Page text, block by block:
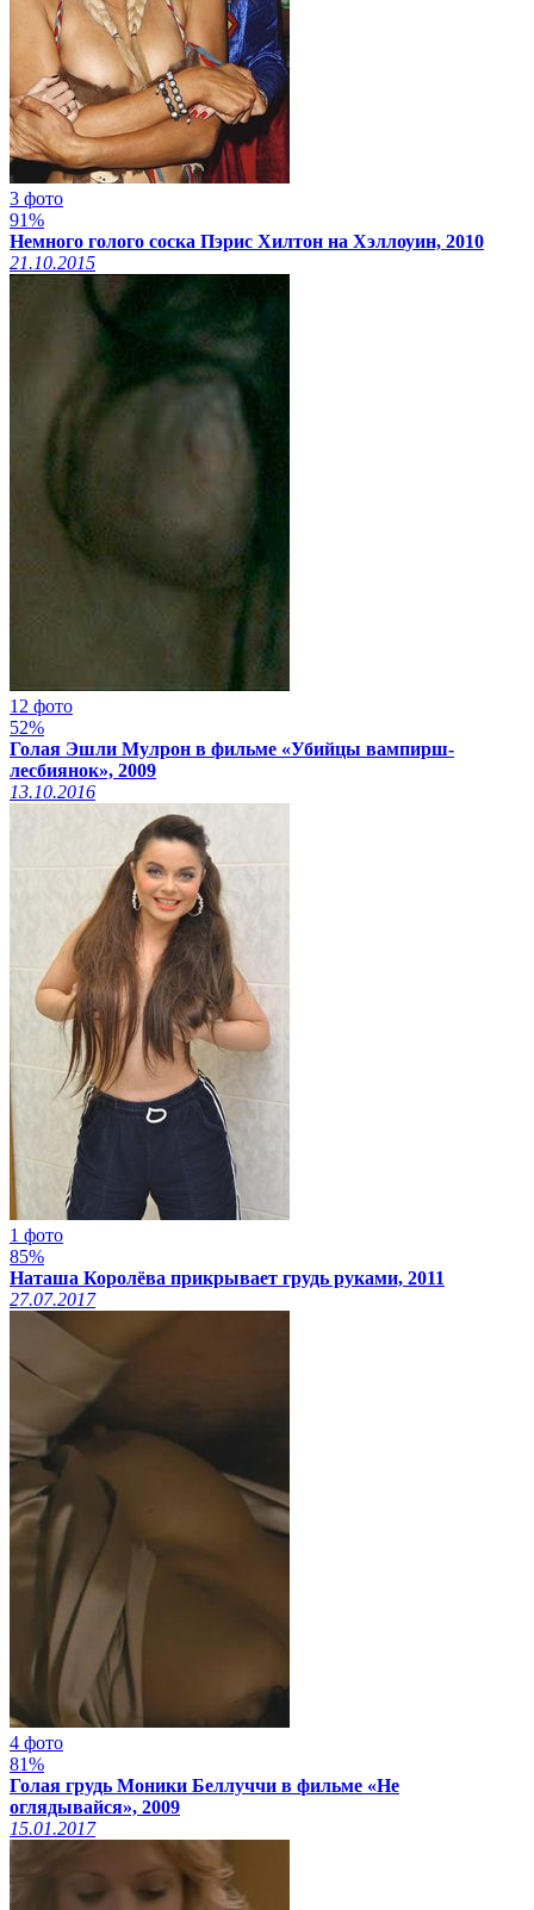
3 фото
91%
Немного голого соска Пэрис Хилтон на Хэллоуин, 2010
21.10.2015
12 фото
52%
Голая Эшли Мулрон в фильме «Убийцы вампирш-
лесбиянок», 2009
13.10.2016
1 фото
85%
Наташа Королёва прикрывает грудь руками, 2011
27.07.2017
4 фото
81%
Голая грудь Моники Беллуччи в фильме «Не
оглядывайся», 2009
15.01.2017